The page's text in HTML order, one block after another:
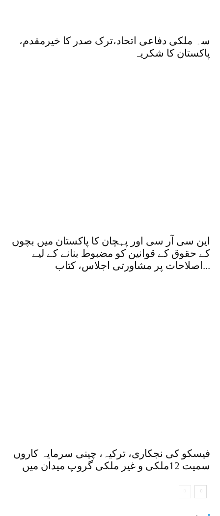
سہ ملکی دفاعی اتحاد،ترک صدر کا خیرمقدم،
پاکستان کا شکریہ
این سی آر سی اور پہچان کا پاکستان میں بچوں
کے حقوق کے قوانین کو مضبوط بنانے کے لیے
اصلاحات پر مشاورتی اجلاس، کتاب...
فیسکو کی نجکاری، ترکیہ، چینی سرمایہ کاروں
سمیت 12ملکی و غیر ملکی گروپ میدان میں